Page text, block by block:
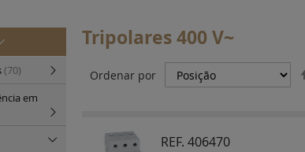
Tripolares 400 V~
Ordenar por
REF. 406470
(70)
em